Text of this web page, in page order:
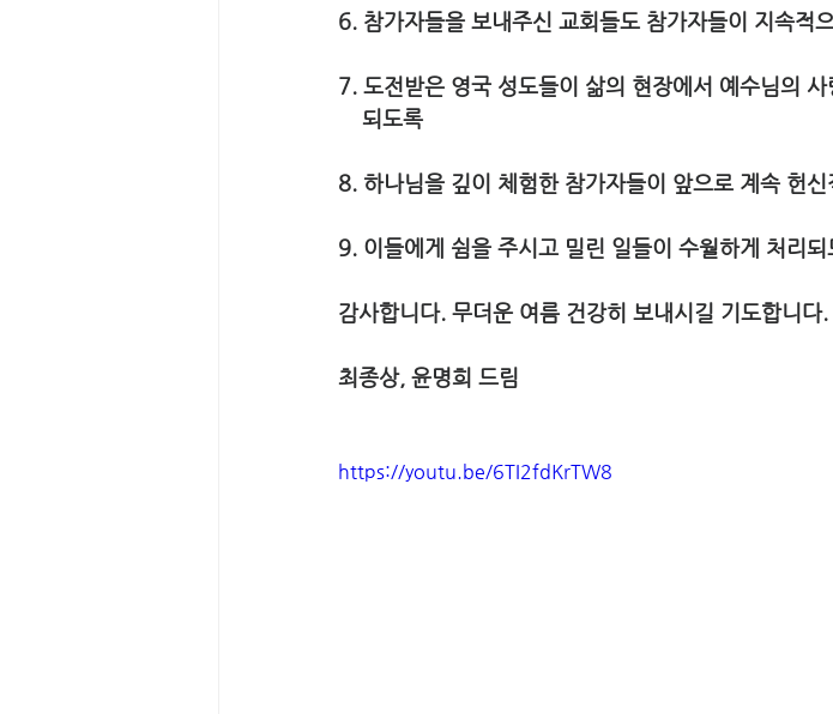
6. 참가자들을 보내주신 교회들도 참가자들이 지속적
7. 도전받은 영국 성도들이 삶의 현장에서 예수님의
    되도록
8. 하나님을 깊이 체험한 참가자들이 앞으로 계속 헌
9. 이들에게 쉼을 주시고 밀린 일들이 수월하게 처리되
감사합니다. 무더운 여름 건강히 보내시길 기도합니다.
최종상, 윤명희 드림
https://youtu.be/6TI2fdKrTW8